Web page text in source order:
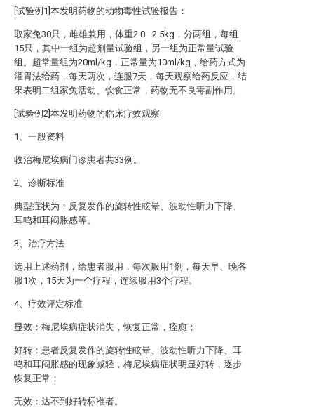
[试验例1]本发明药物的动物毒性试验报告：
取家兔30只，雌雄兼用，体重2.0—2.5kg，分两组，每组
15只，其中一组为超剂量试验组，另一组为正常量试验
组。超常量组为20ml/kg，正常量为10ml/kg，给药方式为
灌胃法给药，每天两次，连服7天，每天观察给药反应，结
果表明二组家兔活动、饮食正常，药物无不良毒副作用。
[试验例2]本发明药物的临床疗效观察
1、一般资料
收治梅尼埃病门诊患者共33例。
2、诊断标准
典型症状为：反复发作的旋转性眩晕、波动性听力下降、
耳鸣和耳闷胀感等。
3、治疗方法
选用上述药剂，给患者服用，每次服用1剂，每天早、晚各
服1次，15天为一个疗程，连续服用3个疗程。
4、疗效评定标准
显效：梅尼埃病症状消失，恢复正常，痊愈；
好转：患者反复发作的旋转性眩晕、波动性听力下降、耳
鸣和耳闷胀感的现象减轻，梅尼埃病症状明显好转，逐步
恢复正常；
无效：达不到好转标准者。